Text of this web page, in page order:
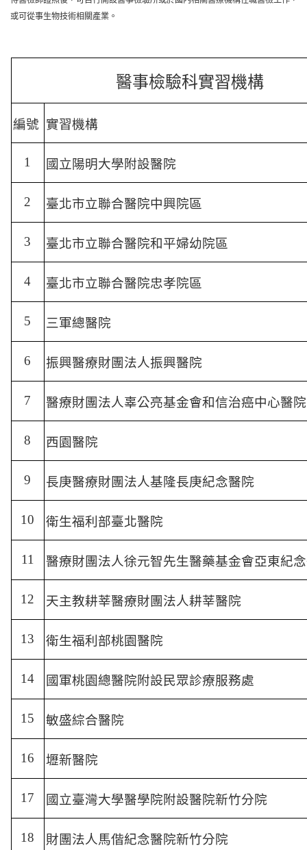
或可從事生物技術相關產業。
醫事檢驗科實習機構
編號 實習機構
1 國立陽明大學附設醫院
2 臺北市立聯合醫院中興院區
3 臺北市立聯合醫院和平婦幼院區
4 臺北市立聯合醫院忠孝院區
5 三軍總醫院
6 振興醫療財團法人振興醫院
7 醫療財團法人辜公亮基金會和信治癌中心醫院
8 西園醫院
9 長庚醫療財團法人基隆長庚紀念醫院
10 衛生福利部臺北醫院
11 醫療財團法人徐元智先生醫藥基金會亞東紀
12 天主教耕莘醫療財團法人耕莘醫院
13 衛生福利部桃園醫院
14 國軍桃園總醫院附設民眾診療服務處
15 敏盛綜合醫院
16 壢新醫院
17 國立臺灣大學醫學院附設醫院新竹分院
18 財團法人馬偕紀念醫院新竹分院